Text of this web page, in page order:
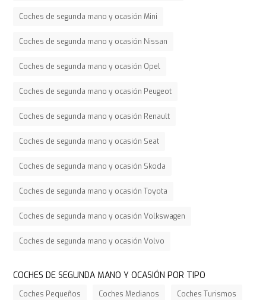
Coches de segunda mano y ocasión Mini
Coches de segunda mano y ocasión Nissan
Coches de segunda mano y ocasión Opel
Coches de segunda mano y ocasión Peugeot
Coches de segunda mano y ocasión Renault
Coches de segunda mano y ocasión Seat
Coches de segunda mano y ocasión Skoda
Coches de segunda mano y ocasión Toyota
Coches de segunda mano y ocasión Volkswagen
Coches de segunda mano y ocasión Volvo
COCHES DE SEGUNDA MANO Y OCASIÓN POR TIPO
Coches Pequeños Coches Medianos Coches Turismos